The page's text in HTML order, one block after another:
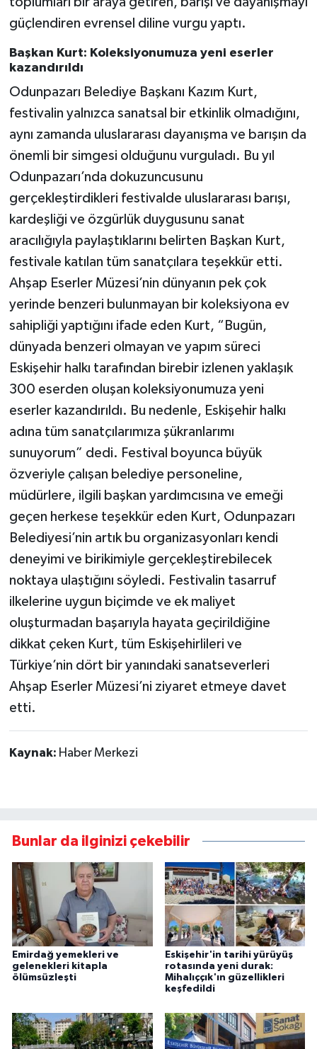
güçlendiren evrensel diline vurgu yaptı.
Başkan Kurt: Koleksiyonumuza yeni eserler
kazandırıldı
Odunpazarı Belediye Başkanı Kazım Kurt,
festivalin yalnızca sanatsal bir etkinlik olmadığını,
aynı zamanda uluslararası dayanışma ve barışın da
önemli bir simgesi olduğunu vurguladı. Bu yıl
Odunpazarı’nda dokuzuncusunu
gerçekleştirdikleri festivalde uluslararası barışı,
kardeşliği ve özgürlük duygusunu sanat
aracılığıyla paylaştıklarını belirten Başkan Kurt,
festivale katılan tüm sanatçılara teşekkür etti.
Ahşap Eserler Müzesi’nin dünyanın pek çok
yerinde benzeri bulunmayan bir koleksiyona ev
sahipliği yaptığını ifade eden Kurt, “Bugün,
dünyada benzeri olmayan ve yapım süreci
Eskişehir halkı tarafından birebir izlenen yaklaşık
300 eserden oluşan koleksiyonumuza yeni
eserler kazandırıldı. Bu nedenle, Eskişehir halkı
adına tüm sanatçılarımıza şükranlarımı
sunuyorum” dedi. Festival boyunca büyük
özveriyle çalışan belediye personeline,
müdürlere, ilgili başkan yardımcısına ve emeği
geçen herkese teşekkür eden Kurt, Odunpazarı
Belediyesi’nin artık bu organizasyonları kendi
deneyimi ve birikimiyle gerçekleştirebilecek
noktaya ulaştığını söyledi. Festivalin tasarruf
ilkelerine uygun biçimde ve ek maliyet
oluşturmadan başarıyla hayata geçirildiğine
dikkat çeken Kurt, tüm Eskişehirlileri ve
Türkiye’nin dört bir yanındaki sanatseverleri
Ahşap Eserler Müzesi’ni ziyaret etmeye davet
etti.
Kaynak: Haber Merkezi
Bunlar da ilginizi çekebilir
Emirdağ yemekleri ve
gelenekleri kitapla
ölümsüzleşti
Eskişehir'in tarihi yürüyüş
rotasında yeni durak:
Mihalıççık'ın güzellikleri
keşfedildi